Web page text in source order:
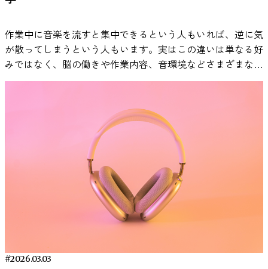
いくことです。音は万能な解決策ではありませんが、集中を
なるかもしれません。 今回紹介した論文
Dewaele, J.,
Cardinaels, E., & van den Abbeele, A. (2025).Reward Choices:
Experimental Evidence on Cognitive Task Performance.
European Accounting Review.
期的にワーキングメモリを鍛えることで、記憶や注意の力を
もあります。認知機能の維持は、高齢者が自立した生活を続
けるために欠かせない要素です。 参考：Nordnes, P. R.,
Edwin, T. H., Flak, M. M., Løhaugen, G. C. C., Skranes, J.,
Chang, L., Hol, H. R., Ulstein, I., & Hernes, S. S. (2025). The
reported executive function in mild cognitive impairment: an
interventional study. BMC Neurology, 25(1),
404.https://pubmed.ncbi.nlm.nih.gov/41029506/ 科学的に効
果がある！ワーキングメモリの鍛え方7選 ワーキングメモリ
は先天的な能力だけでなく、日常的なトレーニングによって
高めることができるとされています。実際、認知科学や教育
心理学の分野では、さまざまな研究を通じてワーキングメモ
リの向上に効果がある方法が報告されています。 ここで
しやすい方法を7つ紹介します。 1. 数字の逆唱（ワーキング
メモリの基本訓練） 数字の逆唱とは、聞いた数字の列を逆
いことが統計的にも示されました。中でも最も遅かったのは
Ford車の電球式ランプで、最も速かったHonda車のLEDラン
プとは約0.13秒の差がありました。 同じ車種で電球とLEDを
比べても、たとえばフォード・フォーカスの電球ランプは同
脳に認識されることが裏付けられたのです。 図1：脳波P3潜
時の平均値（±標準偏差）による各ブレーキランプの比較
（橙色は電球式ランプ２種、青色はLEDランプ８種）。電球
式は全ての被験者でLED式より認知が遅く、特にFord車電球
ランプ（左端）は最も遅い認知時間となった。一方、LED同
士ではランプ形状の違いによる差は小さい。実験では被験者
22名のデータを解析し、電球 vs LEDの差は統計的にも有意
あります。白熱電球の点灯には、電球の種類やフィラメント
ムに影響を与える可能性がある刺激として研究されていま
の回復過程に違いが見られることが報告されており、音楽が
ストレス管理の補助的な手段として注目されています。 参
考：Thoma, M. V., La Marca, R., Brönnimann, R., Finkel, L.,
Ehlert, U., & Nater, U. M. (2013). The effect of music on the
e70156.https://www.ncbi.nlm.nih.gov/pmc/articles/
音楽が人間のストレス反応に与える影響を調べた研究 音楽
とストレス反応の関係を検証した研究として、2013年に発表
された「The effect of music on the human stress
response」という論文があります。この研究では、健康な
成人女性60名を対象に、音楽がストレス反応にどのような影
響を与えるかが実験的に調査されました。 研究では、参加
者に心理的ストレスを誘発する実験として知られる「Trier
Social Stress Test（TSST）」が実施されました。このテス
トは、人前でのスピーチや計算課題などを通じて強い社会的
ストレスを生じさせる実験手法として広く用いられていま
作業中に音楽を流すと集中できるという人もいれば、逆に気
が散ってしまうという人もいます。実はこの違いは単なる好
みではなく、脳の働きや作業内容、音環境などさまざまな要
因と関係している可能性があります。 本記事では、研究論
法を科学的な視点から解説します。 作業用BGMの効果は本
当にある？科学研究からわかっている事実 「作業用BGMに
は本当に効果があるのか？」という疑問は、多くの人が一度
は抱いたことがあるのではないでしょうか。結論から言え
ば、作業用BGMの効果は“条件付きで確認されている”という
のが、現在の科学的な見解です。 音楽が人間の脳や感情に
影響を与えることは、多くの心理学・神経科学研究で示され
ています。ただし、すべての作業に一律で効果があるわけで
はありません。音楽の種類や作業内容、個人差によって結果
ている事実をもとに、作業用BGMの効果を整理します。 作
#2026.03.03